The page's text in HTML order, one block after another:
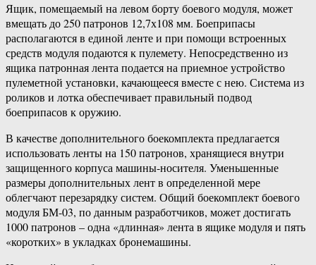
Ящик, помещаемый на левом борту боевого модуля, может
вмещать до 250 патронов 12,7х108 мм. Боеприпасы
располагаются в единой ленте и при помощи встроенных
средств модуля подаются к пулемету. Непосредственно из
ящика патронная лента подается на приемное устройство
пулеметной установки, качающееся вместе с нею. Система из
роликов и лотка обеспечивает правильный подвод
боеприпасов к оружию.
В качестве дополнительного боекомплекта предлагается
использовать ленты на 150 патронов, хранящиеся внутри
защищенного корпуса машины-носителя. Уменьшенные
размеры дополнительных лент в определенной мере
облегчают перезарядку систем. Общий боекомплект боевого
модуля БМ-03, по данным разработчиков, может достигать
1000 патронов – одна «длинная» лента в ящике модуля и пять
«коротких» в укладках бронемашины.